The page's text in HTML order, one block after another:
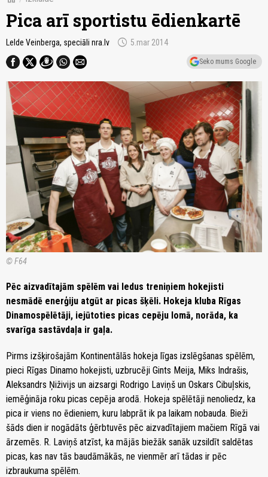
Pica arī sportistu ēdienkartē
Lelde Veinberga, speciāli nra.lv schedule 5.mar 2014
Seko mums Google
© F64
Pēc aizvadītajām spēlēm vai ledus treniņiem hokejisti
nesmādē enerģiju atgūt ar picas šķēli. Hokeja kluba Rīgas
Dinamospēlētāji, iejūtoties picas cepēju lomā, norāda, ka
svarīga sastāvdaļa ir gaļa.
Pirms izšķirošajām Kontinentālās hokeja līgas izslēgšanas spēlēm,
pieci Rīgas Dinamo hokejisti, uzbrucēji Gints Meija, Miks Indrašis,
Aleksandrs Ņiživijs un aizsargi Rodrigo Laviņš un Oskars Cibuļskis,
iemēģināja roku picas cepēja arodā. Hokeja spēlētāji nenoliedz, ka
pica ir viens no ēdieniem, kuru labprāt ik pa laikam nobauda. Bieži
šāds dien ir nogādāts ģērbtuvēs pēc aizvadītajiem mačiem Rīgā vai
ārzemēs. R. Laviņš atzīst, ka mājās biežāk sanāk uzsildīt saldētas
picas, kas nav tās baudāmākās, ne vienmēr arī tādas ir pēc
izbraukuma spēlēm.